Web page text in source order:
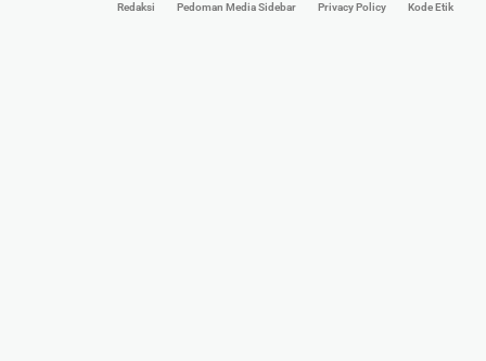
Redaksi Pedoman Media Sidebar Privacy Policy Kode Etik